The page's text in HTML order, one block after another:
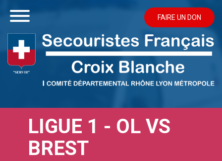
FAIRE UN DON
LIGUE 1 - OL VS
BREST